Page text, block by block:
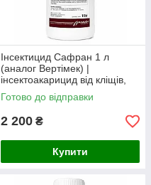
Інсектицид Сафран 1 л
(аналог Вертімек) |
інсектоакарицид від кліщів,
трипсів, білокрилки та мінерів
Готово до відправки
2 200 ₴
Купити